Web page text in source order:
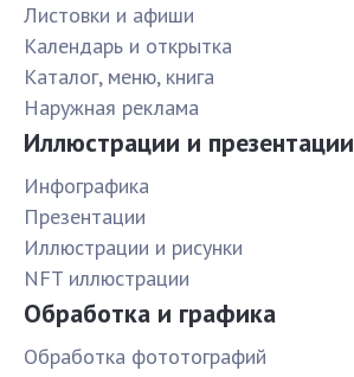
Листовки и афиши
Календарь и открытка
Каталог, меню, книга
Наружная реклама
Иллюстрации и презентации
Инфографика
Презентации
Иллюстрации и рисунки
NFT иллюстрации
Обработка и графика
Обработка фототографий